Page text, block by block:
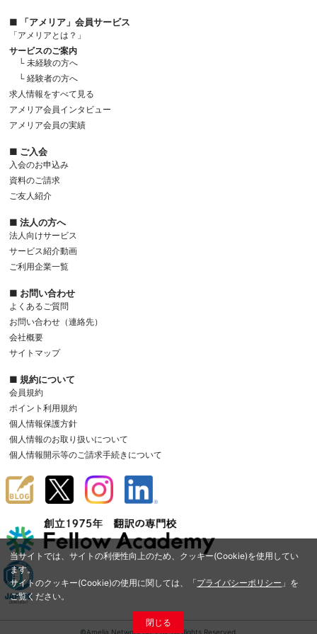
当サイトでは、サイトの利便性向上のため、クッキー(Cookie)を使用してい
ます。
サイトのクッキー(Cookie)の使用に関しては、「プライバシーポリシー 」を
ご覧ください。
閉じる
■ 「アメリア」会員サービス
「アメリアとは？」
サービスのご案内
└ 未経験の方へ
└ 経験者の方へ
求人情報をすべて見る
アメリア会員インタビュー
アメリア会員の実績
■ ご入会
入会のお申込み
資料のご請求
ご友人紹介
■ 法人の方へ
法人向けサービス
サービス紹介動画
ご利用企業一覧
■ お問い合わせ
よくあるご質問
お問い合わせ（連絡先）
会社概要
サイトマップ
■ 規約について
会員規約
ポイント利用規約
個人情報保護方針
個人情報のお取り扱いについて
個人情報開示等のご請求手続きについて
©Amelia Network Co.,Ltd. All Rights Reserved.